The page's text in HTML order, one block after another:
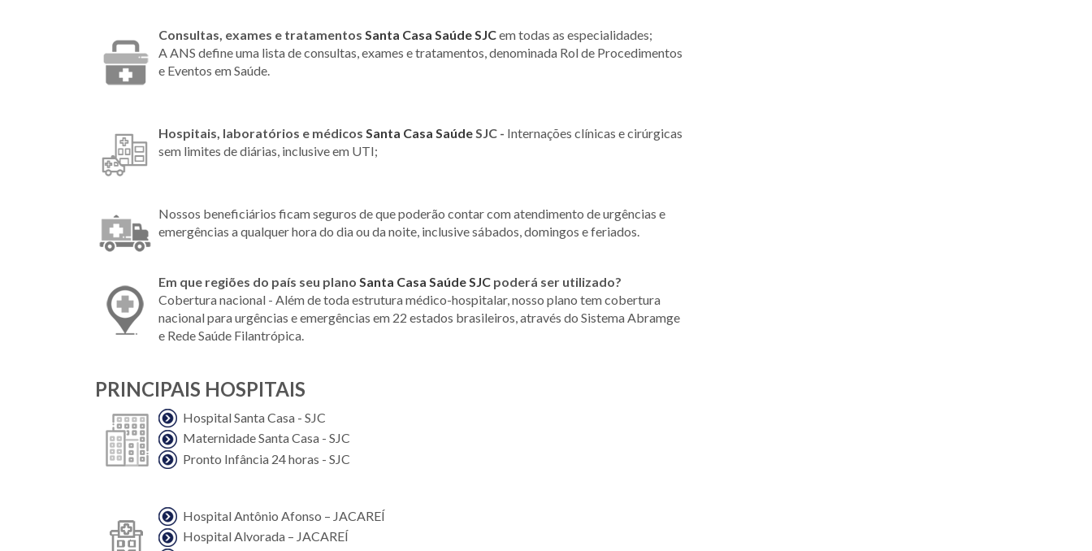
Consultas, exames e tratamentos Santa Casa Saúde SJCem todas as especialidades;
A ANS define uma lista de consultas, exames e tratamentos, denominada Rol de Procedimentos
e Eventos em Saúde.
Hospitais, laboratórios e médicos Santa Casa SaúdeSJC - Internações clínicas e cirúrgicas
sem limites de diárias, inclusive em UTI;
Nossos beneficiários ficam seguros de que poderão contar com atendimento de urgências e
emergências a qualquer hora do dia ou da noite, inclusive sábados, domingos e feriados.
Em que regiões do país seu plano Santa Casa Saúde SJC poderá ser utilizado?
Cobertura nacional - Além de toda estrutura médico-hospitalar, nosso plano tem cobertura
nacional para urgências e emergências em 22 estados brasileiros, através do Sistema Abramge
e Rede Saúde Filantrópica.
PRINCIPAIS HOSPITAIS
Hospital Santa Casa - SJC
Maternidade Santa Casa - SJC
Pronto Infância 24 horas - SJC
Hospital Antônio Afonso – JACAREÍ
Hospital Alvorada – JACAREÍ